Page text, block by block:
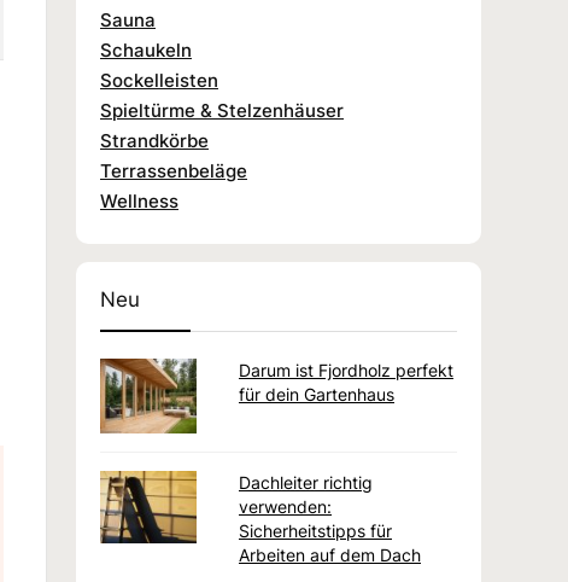
Sauna
Schaukeln
Sockelleisten
Spieltürme & Stelzenhäuser
Strandkörbe
Terrassenbeläge
Wellness
Neu
Darum ist Fjordholz perfekt
für dein Gartenhaus
Dachleiter richtig
verwenden:
Sicherheitstipps für
Arbeiten auf dem Dach